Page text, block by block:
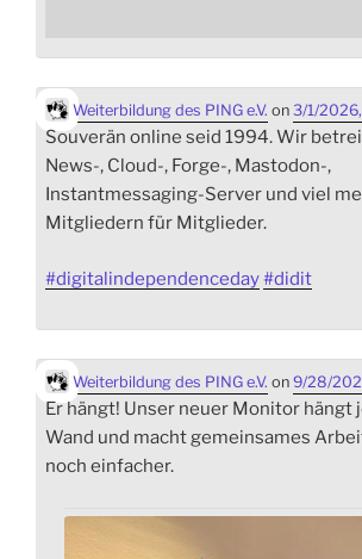
Weiterbildung des PING e.V. on 3/1/
Souverän online seid 1994. Wir
News-, Cloud-, Forge-, Mastodon-,
Instantmessaging-Server und viel
Mitgliedern für Mitglieder.
#digitalindependenceday#didit
Weiterbildung des PING e.V. on 9/28/
Er hängt! Unser neuer Monitor hängt
Wand und macht gemeinsames
noch einfacher.